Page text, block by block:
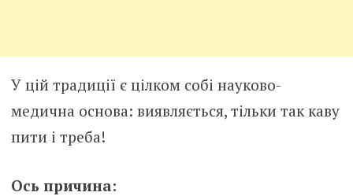
У цій традиції є цілком собі науково-
медична основа: виявляється, тільки так каву
пити і треба!
Ось причина: